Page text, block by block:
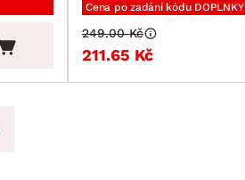
Cena po zadání kódu DOPLNKY
211.65 Kč
249.00 Kč